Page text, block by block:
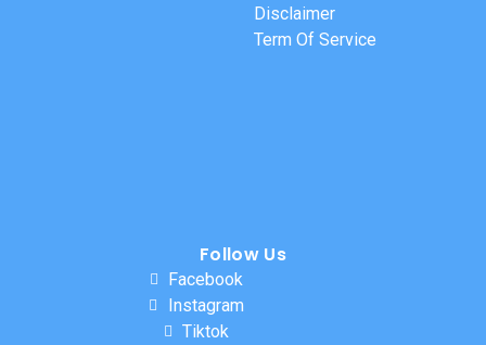
Disclaimer
Term Of Service
Follow Us
Facebook
Instagram
Tiktok